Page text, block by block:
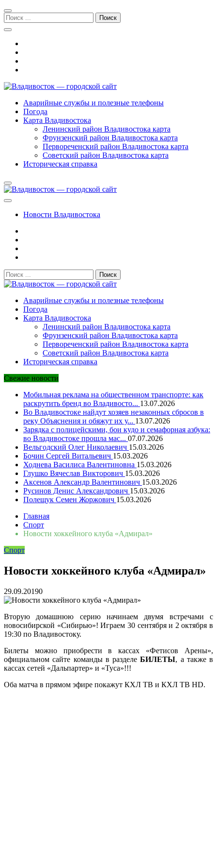
Перейти
к
навигации
Перейти
к
содержимому
Поиск:
Владивосток — городской сайт
Аварийные службы и полезные телефоны
Погода
Карта Владивостока
Ленинский район Владивостока карта
Фрунзенский район Владивостока карта
Первореченский район Владивостока карта
Советский район Владивостока карта
Историческая справка
Новости Владивостока
Поиск:
Владивосток — городской сайт
Аварийные службы и полезные телефоны
Погода
Карта Владивостока
Ленинский район Владивостока карта
Фрунзенский район Владивостока карта
Первореченский район Владивостока карта
Советский район Владивостока карта
Историческая справка
Свежие новости
Мобильная реклама на общественном транспорте: как
раскрутить бренд во Владивосто... 13.07.2026
Во Владивостоке найдут хозяев незаконных сбросов в
реку Объяснения и обяжут их у... 13.07.2026
Зарядка с полицейскими, бои кудо и семафорная азбука:
во Владивостоке прошла мас... 07.07.2026
Вельгодский Олег Николаевич 15.03.2026
Бочин Сергей Витальевич 15.03.2026
Ходнева Василиса Валентиновна 15.03.2026
Глушко Вячеслав Викторович 15.03.2026
Аксенов Александр Валентинович 15.03.2026
Русинов Денис Александрович 15.03.2026
Полещук Семен Жоржович 15.03.2026
Главная
Спорт
Новости хоккейного клуба «Адмирал»
Спорт
Новости хоккейного клуба «Адмирал»
29.09.20190
Вторую домашнюю серию начинаем двумя встречами с
новосибирской «Сибирью»! Играем 30 сентября и 2 октября в
19:30 по Владивостоку.
Билеты можно приобрести в кассах «Фетисов Арены»,
официальном сайте команды в разделеБИЛЕТЫ, а также в
кассах сетей «Дальпартер» и «Туса»!!!
Оба матча в прямом эфире покажут КХЛ ТВ и КХЛ ТВ HD.